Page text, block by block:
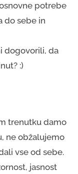
potrebe
do sebe in
dogovorili, da
:)
trenutku damo
ne obžalujemo
vse od sebe.
jasnost